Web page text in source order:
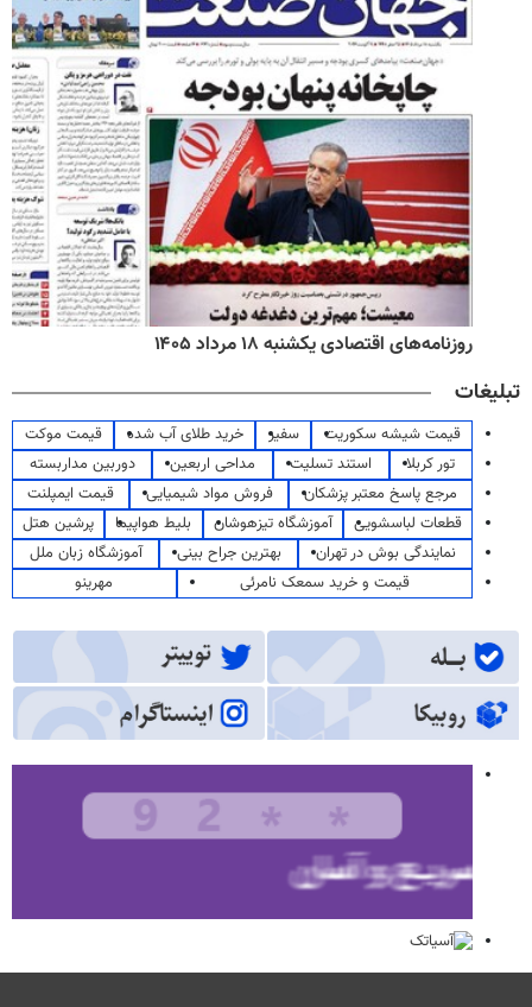
روزنامه‌های صبح یکشنبه ۱۸ مرداد ۱۴۰۵
تبلیغات
قیمت شیشه سکوریت سفیر خرید طلای آب شده
قیمت موکت
تور کربلا
استند تسلیت مداحی اربعین
دوربین مداربسته
مرجع پاسخ معتبر پزشکان
فروش مواد شیمیایی
قیمت ایمپلنت
قطعات لباسشویی
آموزشگاه تیزهوشان بلیط هواپیما
پرشین هتل
نمایندگی بوش در تهران
بهترین جراح بینی
آموزشگاه زبان ملل
قیمت و خرید سمعک نامرئی
مهرینو